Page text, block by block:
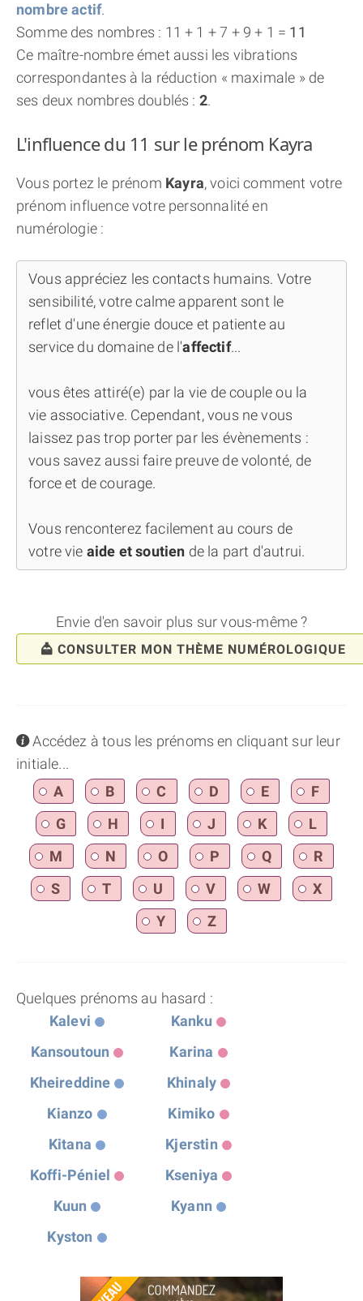
nombre actif.
Somme des nombres : 11 + 1 + 7 + 9 + 1 = 11
Ce maître-nombre émet aussi les vibrations
correspondantes à la réduction « maximale » de
ses deux nombres doublés : 2.
L'influence du 11 sur le prénom Kayra
Vous portez le prénom Kayra, voici comment votre
prénom influence votre personnalité en
numérologie :
Vous appréciez les contacts humains. Votre
sensibilité, votre calme apparent sont le
reflet d'une énergie douce et patiente au
service du domaine de l'affectif...
vous êtes attiré(e) par la vie de couple ou la
vie associative. Cependant, vous ne vous
laissez pas trop porter par les évènements :
vous savez aussi faire preuve de volonté, de
force et de courage.
Vous renconterez facilement au cours de
votre vie aide et soutien de la part d'autrui.
Envie d'en savoir plus sur vous-même ?
CONSULTER MON THÈME NUMÉROLOGIQUE
infoAccédez à tous les prénoms en cliquant sur leur
initiale...
A
B C D E
F
G
H I J K
L
M
N O P Q
R
S
T U V W
X
Y
Z
Quelques prénoms au hasard :
Kalevi
Kanku
Kansoutoun
Karina
Kheireddine
Khinaly
Kianzo
Kimiko
Kitana
Kjerstin
Koffi-Péniel
Kseniya
Kuun
Kyann
Kyston